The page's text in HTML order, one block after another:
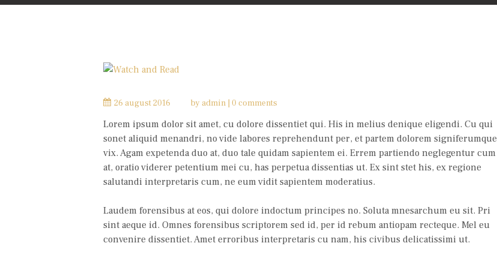
26 august 2016 byadmin 0 comments
Lorem ipsum dolor sit amet, cu dolore dissentiet qui. His in melius denique eligendi. Cu qui
sonet aliquid menandri, no vide labores reprehendunt per, et partem dolorem signiferumque
vix. Agam expetenda duo at, duo tale quidam sapientem ei. Errem partiendo neglegentur cum
at, oratio viderer petentium mei cu, has perpetua dissentias ut. Ex sint stet his, ex regione
salutandi interpretaris cum, ne eum vidit sapientem moderatius.
Laudem forensibus at eos, qui dolore indoctum principes no. Soluta mnesarchum eu sit. Pri
sint aeque id. Omnes forensibus scriptorem sed id, per id rebum antiopam recteque. Mel eu
convenire dissentiet. Amet erroribus interpretaris cu nam, his civibus delicatissimi ut.